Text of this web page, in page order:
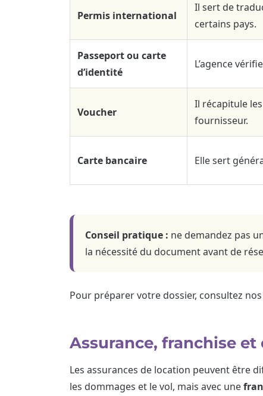
Permis international
Il sert de
certains pays.
Passeport ou carte
d’identité
L’agence
Voucher
Il récapitule
fournisseur.
Carte bancaire Elle sert
Conseil pratique : ne demandez pas
la nécessité du document avant de
Pour préparer votre dossier, consultez
Assurance, franchise et
Les assurances de location peuvent être
les dommages et le vol, mais avec une